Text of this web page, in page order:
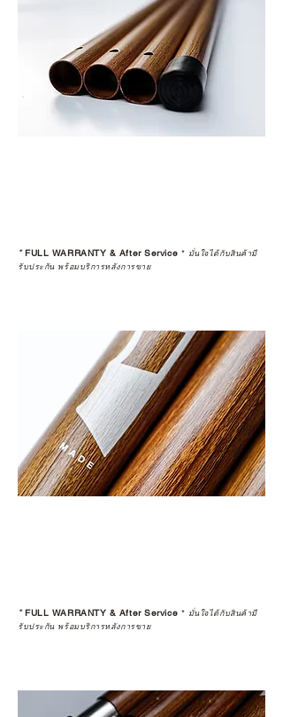
*FULL WARRANTY & After Service * มั่นใจได้กับสินค้ามี
รับประกัน พร้อมบริการหลังการขาย
*FULL WARRANTY & After Service * มั่นใจได้กับสินค้ามี
รับประกัน พร้อมบริการหลังการขาย